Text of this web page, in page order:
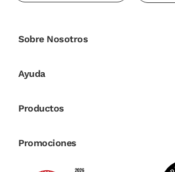
Sobre Nosotros
Ayuda
Productos
Promociones